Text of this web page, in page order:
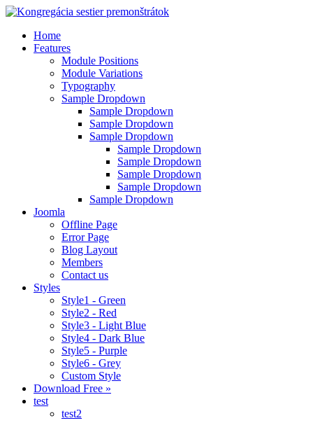
Home
Features
Module Positions
Module Variations
Typography
Sample Dropdown
Sample Dropdown
Sample Dropdown
Sample Dropdown
Sample Dropdown
Sample Dropdown
Sample Dropdown
Sample Dropdown
Sample Dropdown
Joomla
Offline Page
Error Page
Blog Layout
Members
Contact us
Styles
Style1 - Green
Style2 - Red
Style3 - Light Blue
Style4 - Dark Blue
Style5 - Purple
Style6 - Grey
Custom Style
Download Free »
test
test2